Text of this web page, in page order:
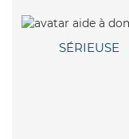
SÉRIEUSE